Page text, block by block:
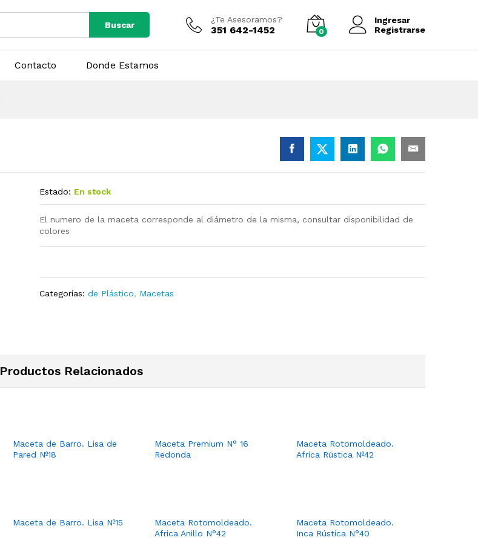
Buscar
¿Te Asesoramos?
351 642-1452 0
Ingresar
Registrarse
Contacto Donde Estamos
Estado: En stock
El numero de la maceta corresponde al diámetro de la misma, consultar disponibilidad de
colores
Categorías:de Plástico, Macetas
Productos Relacionados
Maceta de Barro. Lisa de
Pared Nº18
Maceta Premium N° 16
Redonda
Maceta Rotomoldeado.
Africa Rústica Nº42
Maceta de Barro. Lisa Nº15
Maceta Rotomoldeado.
Africa Anillo N°42
Maceta Rotomoldeado.
Inca Rústica N°40